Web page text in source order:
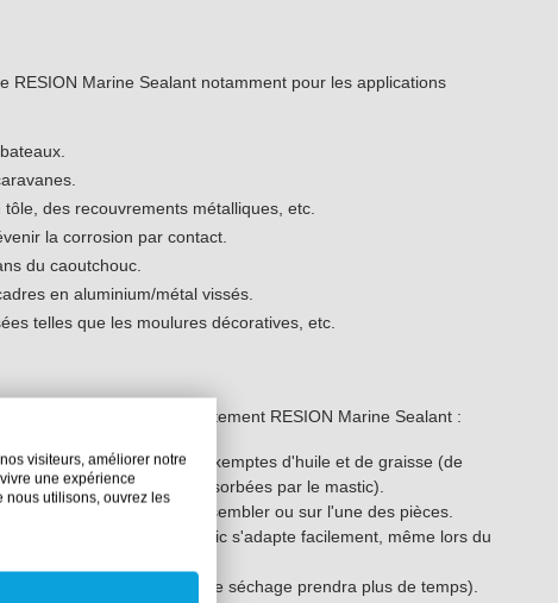
RESION Marine Sealant notamment pour les applications
des recouvrements métalliques, etc.
la corrosion par contact.
du caoutchouc.
en aluminium/métal vissés.
telles que les moulures décoratives, etc.
mettre en œuvre correctement RESION Marine Sealant :
sont sèches, propres et exemptes d'huile et de graisse (de
graisse peuvent être absorbées par le mastic).
entre les pièces à assembler ou sur l'une des pièces.
des pièces, le mastic s'adapte facilement, même lors du
l'excédent est important, le séchage prendra plus de temps).
visiteurs, améliorer notre
une expérience
nous utilisons, ouvrez les